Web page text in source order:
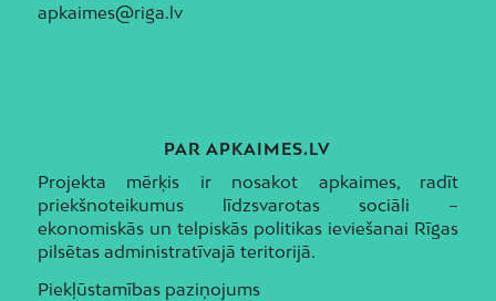
apkaimes@riga.lv
PAR APKAIMES.LV
Projekta mērķis ir nosakot apkaimes, radīt
priekšnoteikumus līdzsvarotas sociāli –
ekonomiskās un telpiskās politikas ieviešanai Rīgas
pilsētas administratīvajā teritorijā.
Piekļūstamības paziņojums